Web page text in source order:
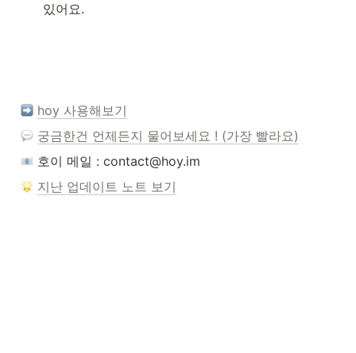
있어요.
hoy 사용해보기
궁금한건 언제든지 물어보세요 ! (가장 빨라요)
호이 메일 : contact@hoy.im
지난 업데이트 노트 보기